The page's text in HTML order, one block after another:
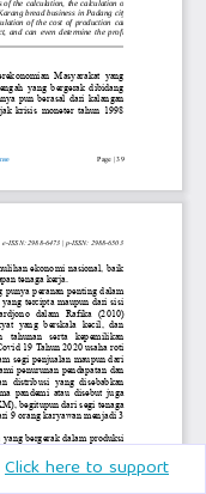
Click here to support